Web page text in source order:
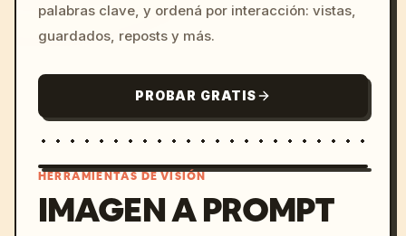
palabras clave, y ordená por interacción: vistas,
guardados, reposts y más.
PROBAR GRATIS
HERRAMIENTAS DE VISIÓN
IMAGEN A PROMPT